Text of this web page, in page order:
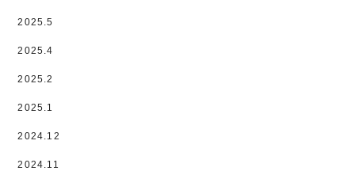
2025.5
2025.4
2025.2
2025.1
2024.12
2024.11